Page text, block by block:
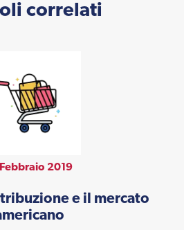
correlati
2019
e il mercato